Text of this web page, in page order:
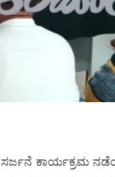
ಕಾರ್ಯಕ್ರಮ